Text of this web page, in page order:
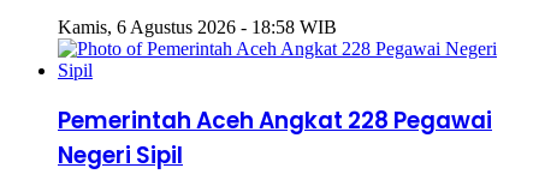
Kamis, 6 Agustus 2026 - 18:58 WIB
Pemerintah Aceh Angkat 228 Pegawai
Negeri Sipil